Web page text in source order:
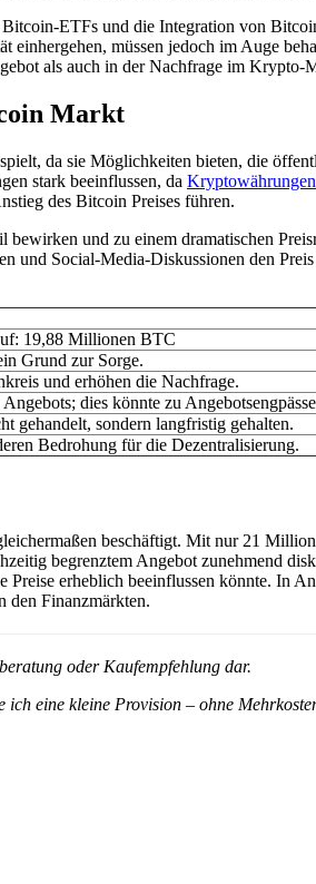
ETFs und die Integration von
müssen jedoch im Auge
als auch in der Nachfrage im Krypto-
Markt
da sie Möglichkeiten bieten, die
stark beeinflussen, da Kryptowährungen
des Bitcoin Preises führen.
und zu einem dramatischen
und Social-Media-Diskussionen den
19,88 Millionen BTC
Grund zur Sorge.
und erhöhen die Nachfrage.
dies könnte zu
gehandelt, sondern langfristig gehalten.
Bedrohung für die Dezentralisierung.
beschäftigt. Mit nur 21
begrenztem Angebot zunehmend
erheblich beeinflussen könnte. In
den Finanzmärkten.
oder Kaufempfehlung dar.
eine kleine Provision – ohne